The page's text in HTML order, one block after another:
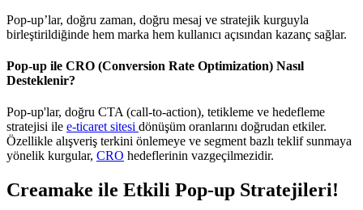
Pop-up’lar, doğru zaman, doğru mesaj ve stratejik kurguyla
birleştirildiğinde hem marka hem kullanıcı açısından kazanç sağlar.
Pop-up ile CRO (Conversion Rate Optimization) Nasıl
Desteklenir?
Pop-up'lar, doğru CTA (call-to-action), tetikleme ve hedefleme
stratejisi ile e-ticaret sitesi dönüşüm oranlarını doğrudan etkiler.
Özellikle alışveriş terkini önlemeye ve segment bazlı teklif sunmaya
yönelik kurgular, CRO hedeflerinin vazgeçilmezidir.
Creamake ile Etkili Pop-up Stratejileri!